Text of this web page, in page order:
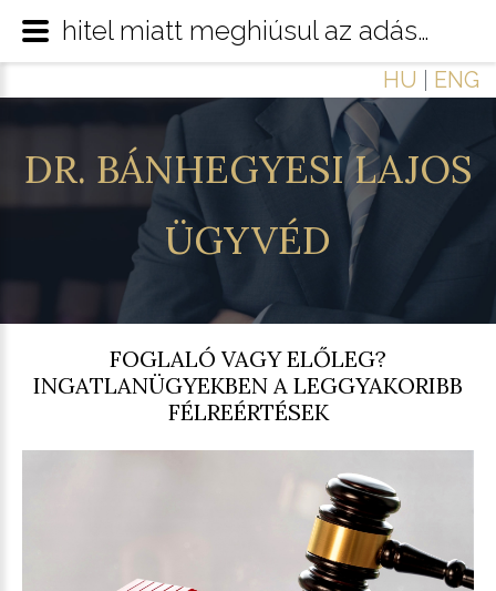
HU ENG
DR. BÁNHEGYESI LAJOS
ÜGYVÉD
FOGLALÓ VAGY ELŐLEG?
INGATLANÜGYEKBEN A LEGGYAKORIBB
FÉLREÉRTÉSEK
hitel miatt meghiúsul az adásvétel